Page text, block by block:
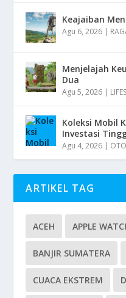
Keajaiban
Agu 6, 2026 |
Menjelajah
Dua
Agu 5, 2026 |
Koleksi Mobil
Investasi
Agu 4, 2026 |
ARTIKEL TAG
ACEH APPLE
BANJIR SUMATERA
CUACA EKSTREM